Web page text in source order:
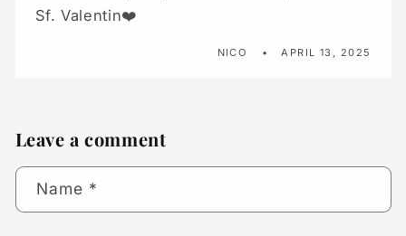
Sf. Valentin❤️
NICO APRIL 13, 2025
Leave a comment
Name *